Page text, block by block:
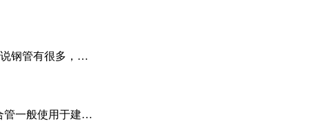
钢管有很多，…
管一般使用于建…